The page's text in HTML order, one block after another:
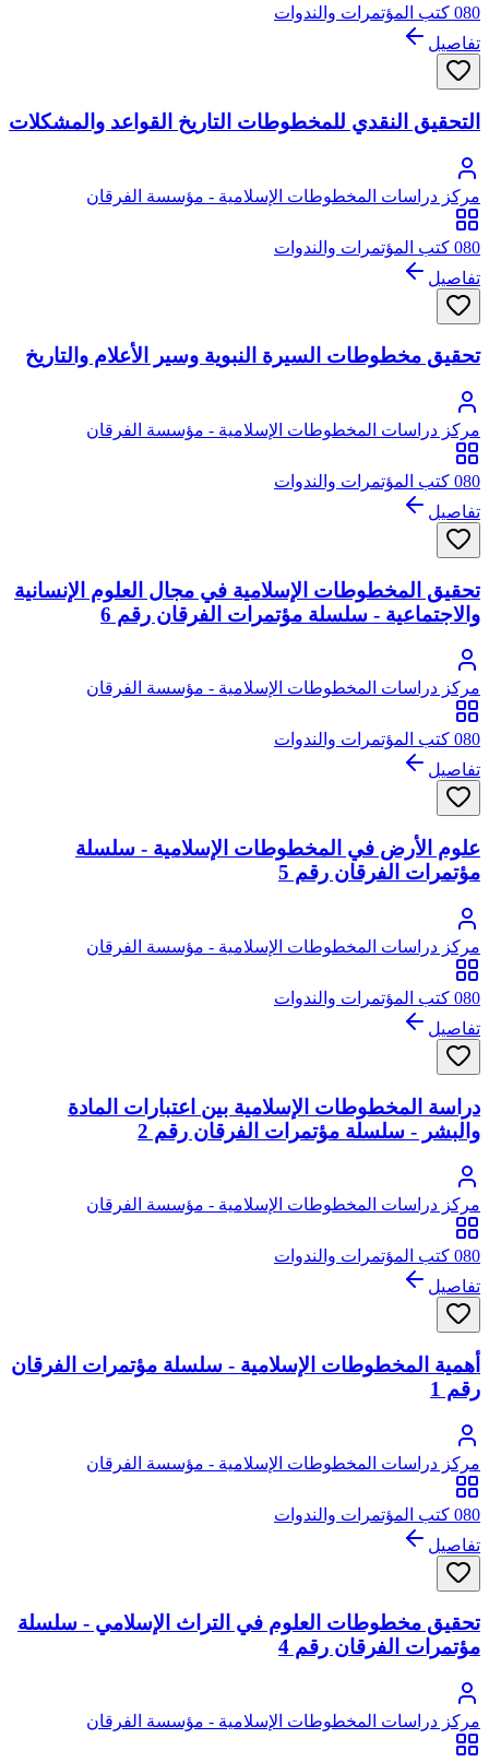
080 كتب المؤتمرات والندوات
تفاصيل
التحقيق النقدي للمخطوطات التاريخ القواعد والمشكلات
مركز دراسات المخطوطات الإسلامية - مؤسسة الفرقان
080 كتب المؤتمرات والندوات
تفاصيل
تحقيق مخطوطات السيرة النبوية وسير الأعلام والتاريخ
مركز دراسات المخطوطات الإسلامية - مؤسسة الفرقان
080 كتب المؤتمرات والندوات
تفاصيل
تحقيق المخطوطات الإسلامية في مجال العلوم الإنسانية
والاجتماعية - سلسلة مؤتمرات الفرقان رقم 6
مركز دراسات المخطوطات الإسلامية - مؤسسة الفرقان
080 كتب المؤتمرات والندوات
تفاصيل
علوم الأرض في المخطوطات الإسلامية - سلسلة
مؤتمرات الفرقان رقم 5
مركز دراسات المخطوطات الإسلامية - مؤسسة الفرقان
080 كتب المؤتمرات والندوات
تفاصيل
دراسة المخطوطات الإسلامية بين اعتبارات المادة
والبشر - سلسلة مؤتمرات الفرقان رقم 2
مركز دراسات المخطوطات الإسلامية - مؤسسة الفرقان
080 كتب المؤتمرات والندوات
تفاصيل
أهمية المخطوطات الإسلامية - سلسلة مؤتمرات الفرقان
رقم 1
مركز دراسات المخطوطات الإسلامية - مؤسسة الفرقان
080 كتب المؤتمرات والندوات
تفاصيل
تحقيق مخطوطات العلوم في التراث الإسلامي - سلسلة
مؤتمرات الفرقان رقم 4
مركز دراسات المخطوطات الإسلامية - مؤسسة الفرقان